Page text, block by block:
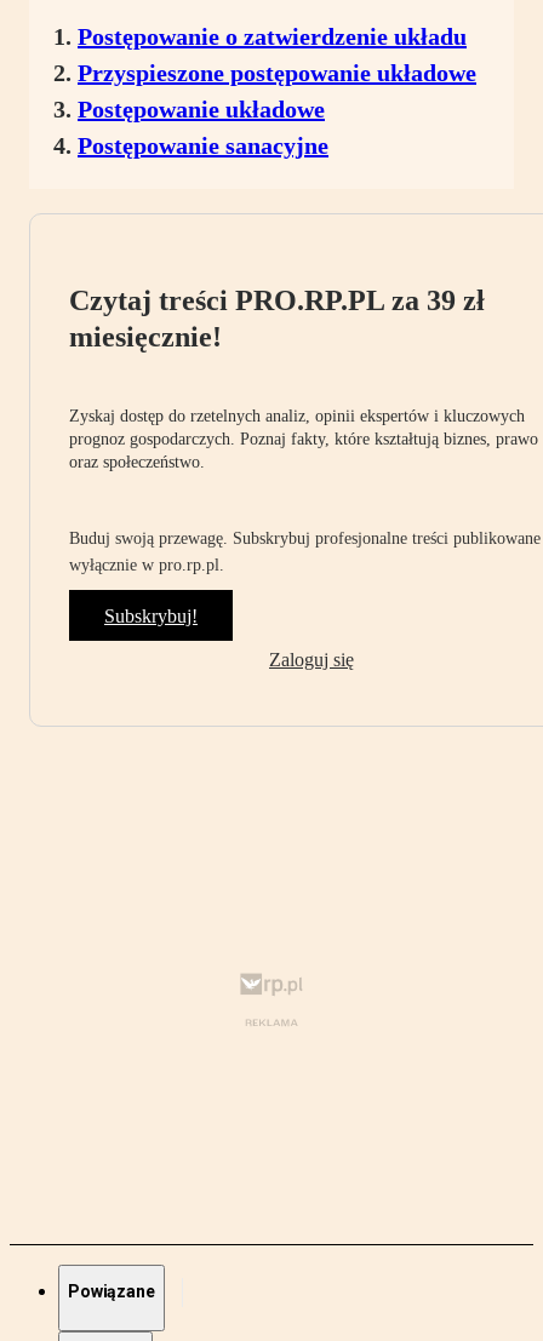
Postępowanie o zatwierdzenie układu
Przyspieszone postępowanie układowe
Postępowanie układowe
Postępowanie sanacyjne
Czytaj treści PRO.RP.PL za 39 zł
miesięcznie!
Zyskaj dostęp do rzetelnych analiz, opinii ekspertów i kluczowych
prognoz gospodarczych. Poznaj fakty, które kształtują biznes, prawo
oraz społeczeństwo.
Buduj swoją przewagę. Subskrybuj profesjonalne treści publikowane
wyłącznie w pro.rp.pl.
Subskrybuj!
Zaloguj się
Powiązane